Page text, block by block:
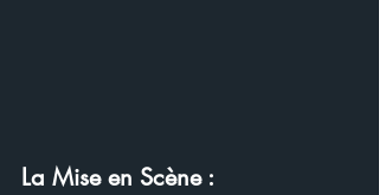
La Mise en Scène :